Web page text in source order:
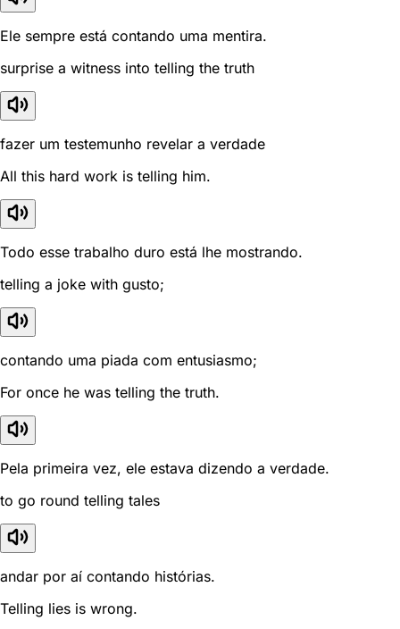
Ele sempre está contando uma mentira.
surprise a witness into telling the truth
fazer um testemunho revelar a verdade
All this hard work is telling him.
Todo esse trabalho duro está lhe mostrando.
telling a joke with gusto;
contando uma piada com entusiasmo;
For once he was telling the truth.
Pela primeira vez, ele estava dizendo a verdade.
to go round telling tales
andar por aí contando histórias.
Telling lies is wrong.